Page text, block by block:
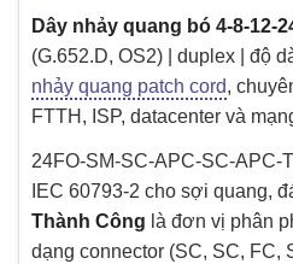
Dây nhảy quang bó 4-8-12-
(G.652.D, OS2) | duplex | độ
nhảy quang patch cord,
FTTH, ISP, datacenter và
24FO-SM-SC-APC-SC-APC-
IEC 60793-2 cho sợi quang,
Thành Công là đơn vị phân
dạng connector (SC, SC, FC,